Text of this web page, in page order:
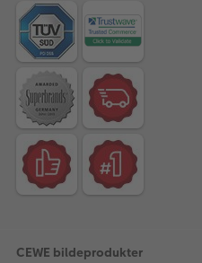
CEWE bildeprodukter